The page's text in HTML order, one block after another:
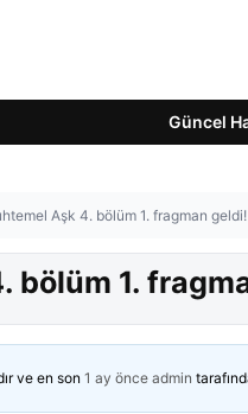
Güncel
Aşk 4. bölüm 1. fragman geldi!
bölüm 1.
ve en son 1 ay önce admin